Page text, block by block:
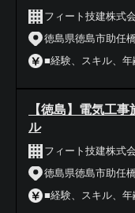
フィート技建株式
徳島県徳島市助任
■経験、スキル、
【徳島】電気工
ル
フィート技建株式
徳島県徳島市助任
■経験、スキル、